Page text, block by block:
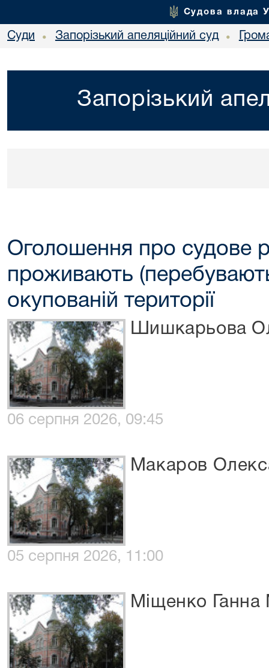
Судова влада
Суди • Запорізький апеляційний суд •
Запорізький
Оголошення про судове
проживають
окупованій території
Шишкарьова
06 серпня 2026, 09:45
Макаров
05 серпня 2026, 11:00
Міщенко Ганна